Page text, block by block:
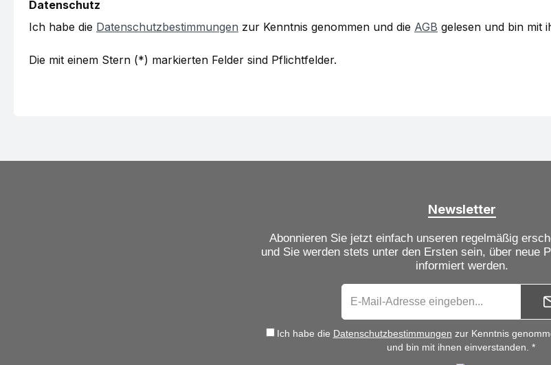
Datenschutz
Ich habe die Datenschutzbestimmungen zur Kenntnis genommen und die AGB gelesen und bin mit
Die mit einem Stern (*) markierten Felder sind Pflichtfelder.
Newsletter
Abonnieren Sie jetzt einfach unseren regelmäßig
und Sie werden stets unter den Ersten sein, über neue
informiert werden.
Ich habe die Datenschutzbestimmungen zur Kenntnis
und bin mit ihnen einverstanden. *